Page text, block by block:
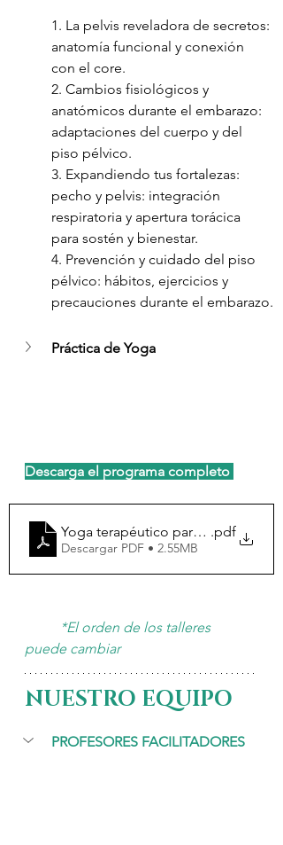
1. La pelvis reveladora de secretos:
anatomía funcional y conexión
con el core.
2. Cambios fisiológicos y
anatómicos durante el embarazo:
adaptaciones del cuerpo y del
piso pélvico.
3. Expandiendo tus fortalezas:
pecho y pelvis: integración
respiratoria y apertura torácica
para sostén y bienestar.
4. Prevención y cuidado del piso
pélvico: hábitos, ejercicios y
precauciones durante el embarazo.
Práctica de Yoga
Descarga el programa completo
Yoga terapéutico para el psoas y
.pdf
Descargar PDF • 2.55MB
puede cambiar
NUESTRO EQUIPO
PROFESORES FACILITADORES